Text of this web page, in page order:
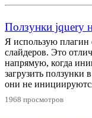
Ползунки jquery
Я использую плагин
слайдеров. Это
напрямую, когда
загрузить
они не
1968 просмотров